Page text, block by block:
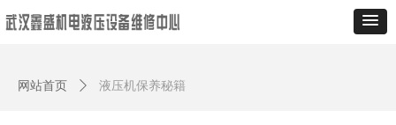
网站首页 ꄲ 液压机保养秘籍